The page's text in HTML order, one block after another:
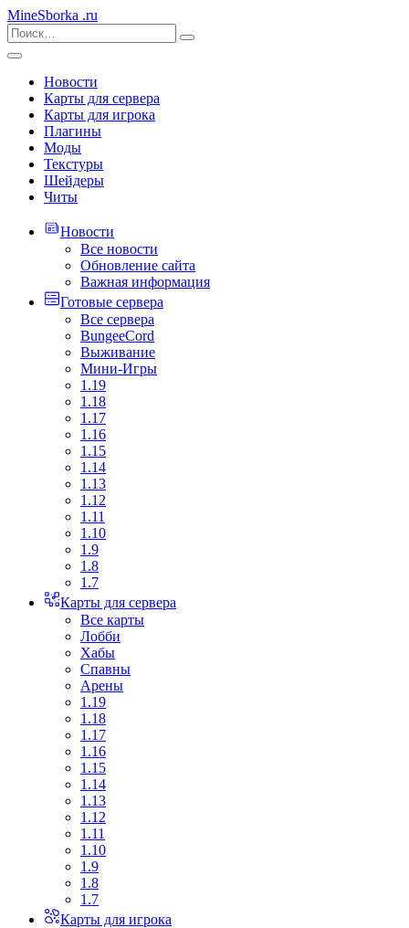
MineSborka .ru
Новости
Карты для сервера
Карты для игрока
Плагины
Моды
Текстуры
Шейдеры
Читы
Новости
Все новости
Обновление сайта
Важная информация
Готовые сервера
Все сервера
BungeeCord
Выживание
Мини-Игры
1.19
1.18
1.17
1.16
1.15
1.14
1.13
1.12
1.11
1.10
1.9
1.8
1.7
Карты для сервера
Все карты
Лобби
Хабы
Спавны
Арены
1.19
1.18
1.17
1.16
1.15
1.14
1.13
1.12
1.11
1.10
1.9
1.8
1.7
Карты для игрока